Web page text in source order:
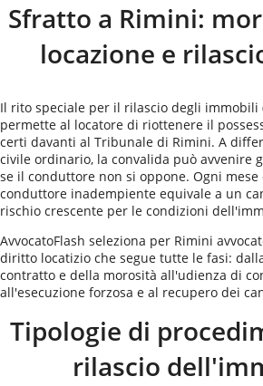
Sfratto a Rimini:
locazione e
Il rito speciale per il rilascio degli immobili
permette al locatore di riottenere il
certi davanti al Tribunale di Rimini. A
civile ordinario, la convalida può avvenire
se il conduttore non si oppone. Ogni mese
conduttore inadempiente equivale a un
rischio crescente per le condizioni
AvvocatoFlash seleziona per Rimini
diritto locatizio che segue tutte le fasi:
contratto e della morosità all'udienza di
all'esecuzione forzosa e al recupero dei
Tipologie di
rilascio